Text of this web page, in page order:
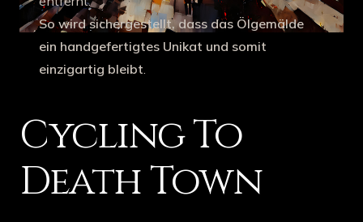
So wird sichergestellt, dass das Ölgemälde
ein handgefertigtes Unikat und somit
einzigartig bleibt.
Cycling To
Death Town